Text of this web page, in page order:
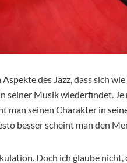
des Jazz, dass sich
seiner Musik wiederfindet.
man seinen Charakter in
besser scheint man den
Doch ich glaube nicht,